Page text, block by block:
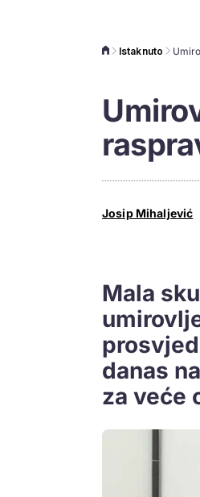
Istaknuto
Josip Mihaljević
Mala
danas
za veće